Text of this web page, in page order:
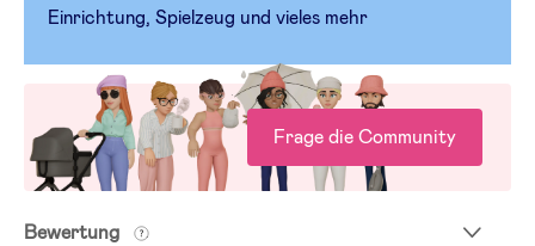
Einrichtung, Spielzeug und vieles mehr
Frage die Community
Bewertung